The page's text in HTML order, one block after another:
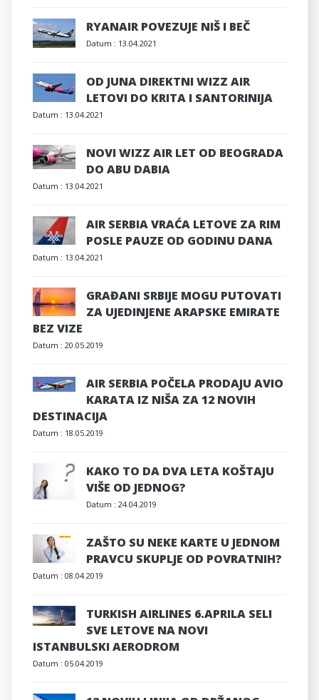
RYANAIR POVEZUJE NIŠ I BEČ
Datum : 13.04.2021
OD JUNA DIREKTNI WIZZ AIR
LETOVI DO KRITA I SANTORINIJA
Datum : 13.04.2021
NOVI WIZZ AIR LET OD BEOGRADA
DO ABU DABIA
Datum : 13.04.2021
AIR SERBIA VRAĆA LETOVE ZA RIM
POSLE PAUZE OD GODINU DANA
Datum : 13.04.2021
GRAĐANI SRBIJE MOGU PUTOVATI
ZA UJEDINJENE ARAPSKE EMIRATE
BEZ VIZE
Datum : 20.05.2019
AIR SERBIA POČELA PRODAJU AVIO
KARATA IZ NIŠA ZA 12 NOVIH
DESTINACIJA
Datum : 18.05.2019
KAKO TO DA DVA LETA KOŠTAJU
VIŠE OD JEDNOG?
Datum : 24.04.2019
ZAŠTO SU NEKE KARTE U JEDNOM
PRAVCU SKUPLJE OD POVRATNIH?
Datum : 08.04.2019
TURKISH AIRLINES 6.APRILA SELI
SVE LETOVE NA NOVI
ISTANBULSKI AERODROM
Datum : 05.04.2019